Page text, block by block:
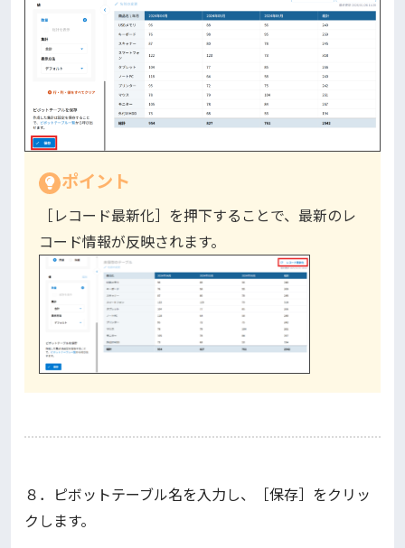
ポイント
［レコード最新化］を押下することで、最新のレ
コード情報が反映されます。
８．ピボットテーブル名を入力し、［保存］をクリッ
クします。